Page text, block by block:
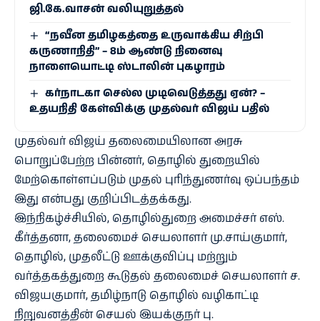
ஜி.கே.வாசன் வலியுறுத்தல்
“நவீன தமிழகத்தை உருவாக்கிய சிற்பி
கருணாநிதி” – 8ம் ஆண்டு நினைவு
நாளையொட்டி ஸ்டாலின் புகழாரம்
கர்நாடகா செல்ல முடிவெடுத்தது ஏன்? –
உதயநிதி கேள்விக்கு முதல்வர் விஜய் பதில்
முதல்வர் விஜய் தலைமையிலான அரசு
பொறுப்பேற்ற பின்னர், தொழில் துறையில்
மேற்கொள்ளப்படும் முதல் புரிந்துணர்வு ஒப்பந்தம்
இது என்பது குறிப்பிடத்தக்கது.
இந்நிகழ்ச்சியில், தொழில்துறை அமைச்சர் எஸ்.
கீர்த்தனா, தலைமைச் செயலாளர் மு.சாய்குமார்,
தொழில், முதலீட்டு ஊக்குவிப்பு மற்றும்
வர்த்தகத்துறை கூடுதல் தலைமைச் செயலாளர் ச.
விஜயகுமார், தமிழ்நாடு தொழில் வழிகாட்டி
நிறுவனத்தின் செயல் இயக்குநர் பு.